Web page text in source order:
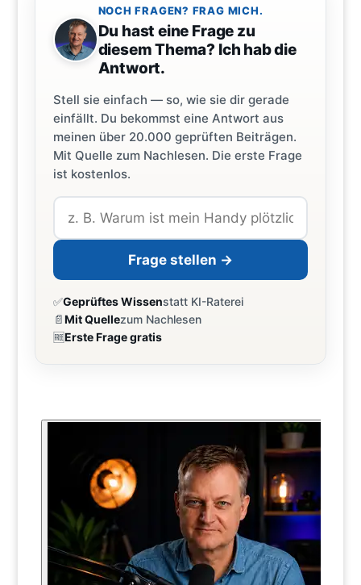
NOCH FRAGEN? FRAG MICH.
Du hast eine Frage zu
diesem Thema? Ich hab die
Antwort.
Stell sie einfach — so, wie sie dir gerade
einfällt. Du bekommst eine Antwort aus
meinen über 20.000 geprüften Beiträgen.
Mit Quelle zum Nachlesen. Die erste Frage
ist kostenlos.
Frage stellen →
✅Geprüftes Wissenstatt KI-Raterei
📄Mit Quellezum Nachlesen
🆓Erste Frage gratis